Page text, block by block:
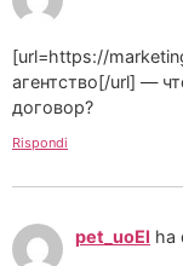
[url=https://
агентство[/url] —
договор?
Rispondi
pet_uoEl ha